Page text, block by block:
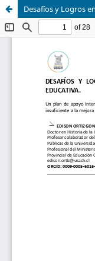
Desafíos y Logros